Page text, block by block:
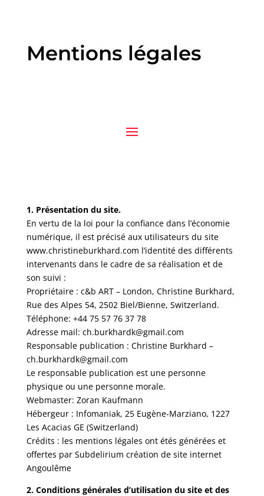
Mentions légales
1. Présentation du site.
En vertu de la loi pour la confiance dans l’économie
numérique, il est précisé aux utilisateurs du site
www.christineburkhard.com l’identité des différents
intervenants dans le cadre de sa réalisation et de
son suivi :
Propriétaire : c&b ART – London, Christine Burkhard,
Rue des Alpes 54, 2502 Biel/Bienne, Switzerland.
Téléphone: +44 75 57 76 37 78
Adresse mail: ch.burkhardk@gmail.com
Responsable publication : Christine Burkhard –
ch.burkhardk@gmail.com
Le responsable publication est une personne
physique ou une personne morale.
Webmaster: Zoran Kaufmann
Hébergeur : Infomaniak, 25 Eugène-Marziano, 1227
Les Acacias GE (Switzerland)
Crédits : les mentions légales ont étés générées et
offertes par Subdelirium création de site internet
Angoulême
2. Conditions générales d’utilisation du site et des